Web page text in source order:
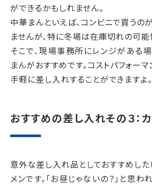
ができるかもしれません。
中華まんといえば、コンビニで買うの
ませんが、特に冬場は在庫切れの可能
そこで、現場事務所にレンジがある
まんがおすすめです。コストパフォー
手軽に差し入れすることができますよ。
おすすめの差し入れその３：
意外な差し入れ品としておすすめした
メンです。「お昼じゃないの？」と思